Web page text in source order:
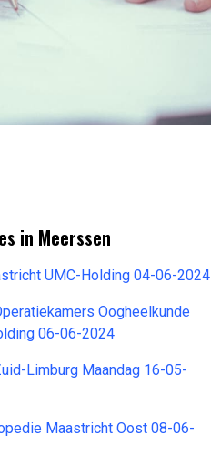
in Meerssen
UMC-Holding 04-06-2024
Oogheelkunde
06-06-2024
Limburg Maandag 16-05-
Maastricht Oost 08-06-